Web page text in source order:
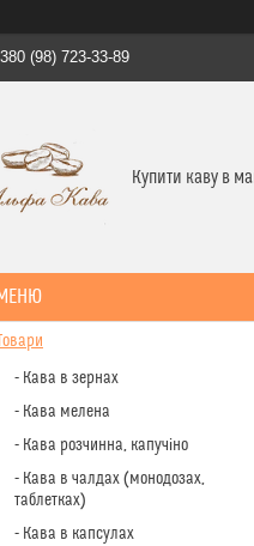
(98) 723-33-89
Купити каву в
- Кава в зернах
- Кава мелена
- Кава розчинна, капучіно
- Кава в чалдах (монодозах,
таблетках)
- Кава в капсулах